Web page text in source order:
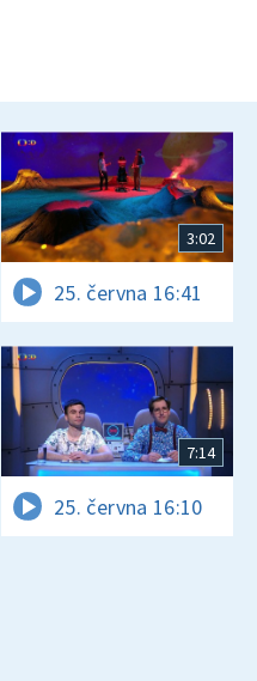
3:02
25. června 16:41
7:14
25. června 16:10